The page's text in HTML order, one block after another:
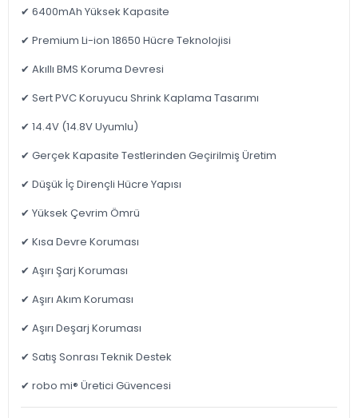
✔ 6400mAh Yüksek Kapasite
✔ Premium Li-ion 18650 Hücre Teknolojisi
✔ Akıllı BMS Koruma Devresi
✔ Sert PVC Koruyucu Shrink Kaplama Tasarımı
✔ 14.4V (14.8V Uyumlu)
✔ Gerçek Kapasite Testlerinden Geçirilmiş Üretim
✔ Düşük İç Dirençli Hücre Yapısı
✔ Yüksek Çevrim Ömrü
✔ Kısa Devre Koruması
✔ Aşırı Şarj Koruması
✔ Aşırı Akım Koruması
✔ Aşırı Deşarj Koruması
✔ Satış Sonrası Teknik Destek
✔ robo mi® Üretici Güvencesi